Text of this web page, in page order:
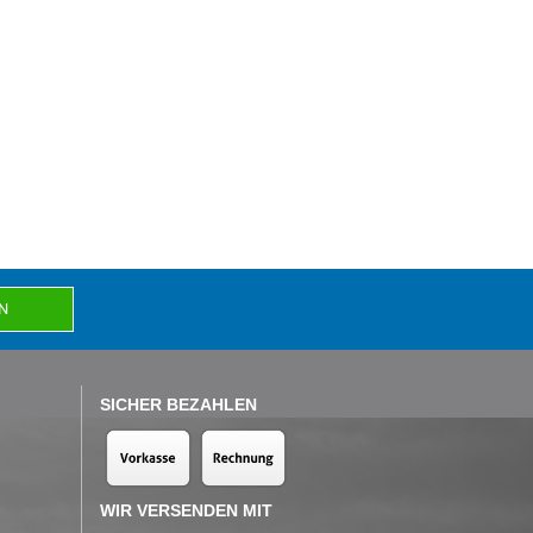
SICHER BEZAHLEN
WIR VERSENDEN MIT